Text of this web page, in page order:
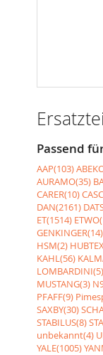
Passend
AAP(103)
AURAMO(35)
CARER(10)
DAN(2161)
ET(1514)
GENKINGER(14)
HSM(2)
KAHL(56)
LOMBARDINI(5)
MUSTANG(3)
PFAFF(9)
SAXBY(30)
STABILUS(8)
unbekannt(4)
YALE(1005)